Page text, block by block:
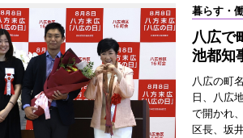
暮らす・
八広
池都知
八広の町
日、八広
で開かれ
区長、坂